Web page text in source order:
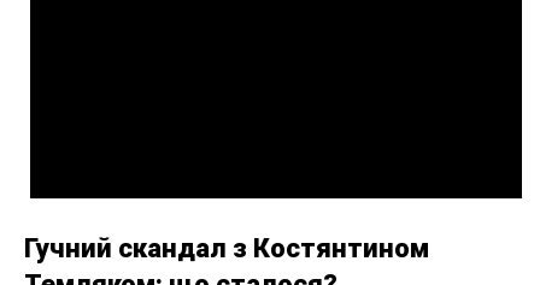
Гучний скандал з Костянтином